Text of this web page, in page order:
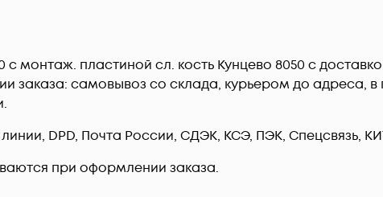
с монтаж. пластиной сл. кость Кунцево 8050 c
заказа: самовывоз со склада, курьером до адреса, в
DPD, Почта России, СДЭК, КСЭ, ПЭК, Спецсвязь,
при оформлении заказа.